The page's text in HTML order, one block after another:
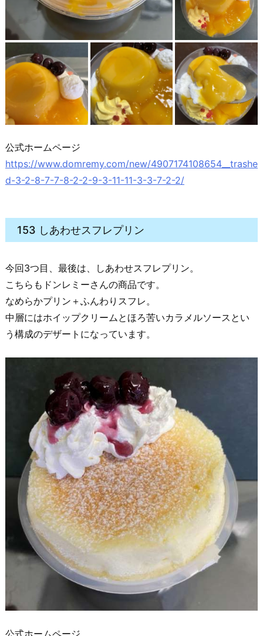
公式ホームページ
https://www.domremy.com/new/4907174108654__trashe
d-3-2-8-7-7-8-2-2-9-3-11-11-3-3-7-2-2/
153 しあわせスフレプリン
今回3つ目、最後は、しあわせスフレプリン。
こちらもドンレミーさんの商品です。
なめらかプリン＋ふんわりスフレ。
中層にはホイップクリームとほろ苦いカラメルソースとい
う構成のデザートになっています。